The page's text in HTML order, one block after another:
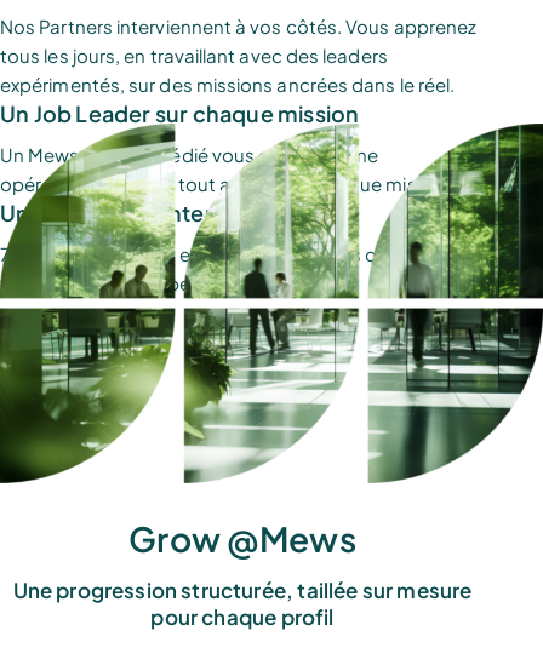
Nos Partners interviennent à vos côtés. Vous apprenez
tous les jours, en travaillant avec des leaders
expérimentés, sur des missions ancrées dans le réel.
Un Job Leader sur chaque mission
Un Mewser senior dédié vous accompagne
opérationnellement tout au long de chaque mission.
Une dimension internationale
7 bureaux en France et en Allemagne, des clients à
travers toute l'Europe.
Grow @Mews
Une progression structurée, taillée sur mesure
pour chaque profil